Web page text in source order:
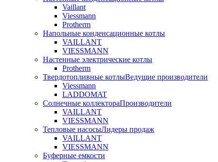
Vaillant
Viessmann
Protherm
Напольные конденсационные котлы
VAILLANT
VIESSMANN
Настенные электрические котлы
Protherm
Твердотопливные котлыВедущие производители
Viessmann
LADDOMAT
Солнечные коллектораПроизводители
VAILLANT
VIESSMANN
Тепловые насосыЛидеры продаж
VAILLANT
VIESSMANN
Буферные емкости